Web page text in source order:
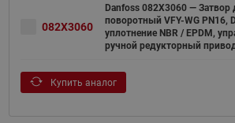
082X3060
Danfoss 082X3060 — Затвор
поворотный VFY-WG PN16,
уплотнение NBR / EPDM,
ручной редукторный
Купить аналог